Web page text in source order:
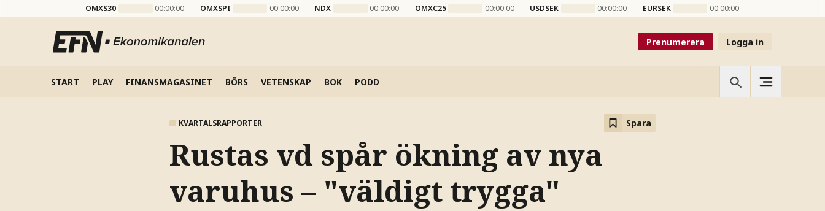
OMXS30 00:00:00 OMXSPI 00:00:00 NDX 00:00:00 OMXC25 00:00:00 USDSEK 00:00:00 EURSEK 00:00:00
Prenumerera Logga in
START PLAY FINANSMAGASINET BÖRS VETENSKAP BOK PODD
KVARTALSRAPPORTER Spara
Rustas vd spår ökning av nya
varuhus – "väldigt trygga"